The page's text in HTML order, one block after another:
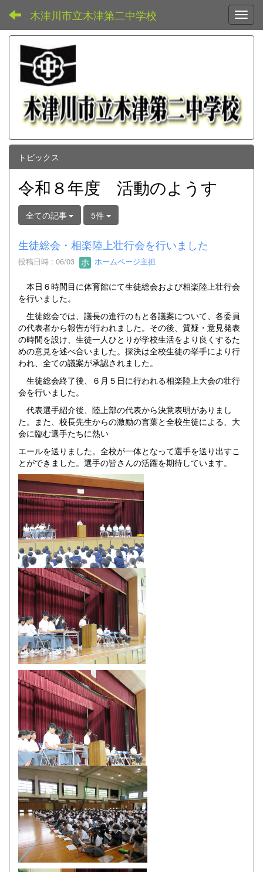
木津川市立木津第二中学校
トピックス
令和８年度 活動のようす
全ての記事 5件
生徒総会・相楽陸上壮行会を行いました
投稿日時 : 06/03 ホームページ主担
本日６時間目に体育館にて生徒総会および相楽陸上壮行会
を行いました。
生徒総会では、議長の進行のもと各議案について、各委員
の代表者から報告が行われました。その後、質疑・意見発表
の時間を設け、生徒一人ひとりが学校生活をより良くするた
めの意見を述べ合いました。採決は全校生徒の挙手により行
われ、全ての議案が承認されました。
生徒総会終了後、６月５日に行われる相楽陸上大会の壮行
会を行いました。
代表選手紹介後、陸上部の代表から決意表明がありまし
た。また、校長先生からの激励の言葉と全校生徒による、大
会に臨む選手たちに熱い
エールを送りました。全校が一体となって選手を送り出すこ
とができました。選手の皆さんの活躍を期待しています。